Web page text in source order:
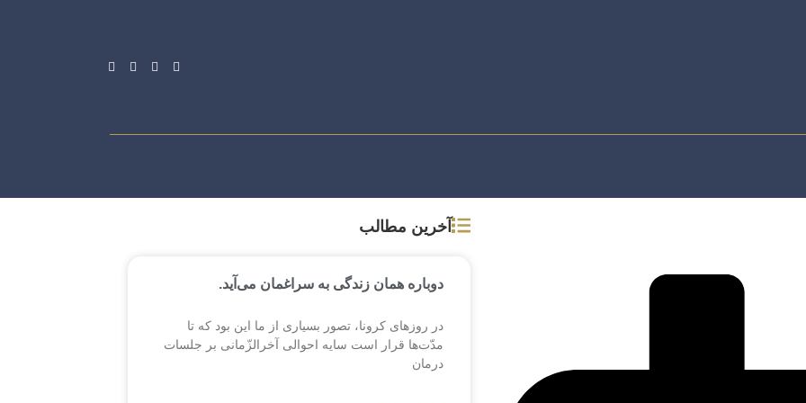
آخرین مطالب
دوباره همان زندگی به سراغمان می‌آید.
در روزهای کرونا، تصور بسیاری از ما این بود که تا
مدّت‌ها قرار است سایه احوالی آخرالزّمانی بر جلسات
درمان